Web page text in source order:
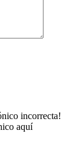
incorrecta!
aquí